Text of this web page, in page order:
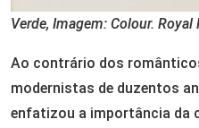
Verde, Imagem: Colour.
Ao contrário dos
modernistas de duzentos
enfatizou a importância da